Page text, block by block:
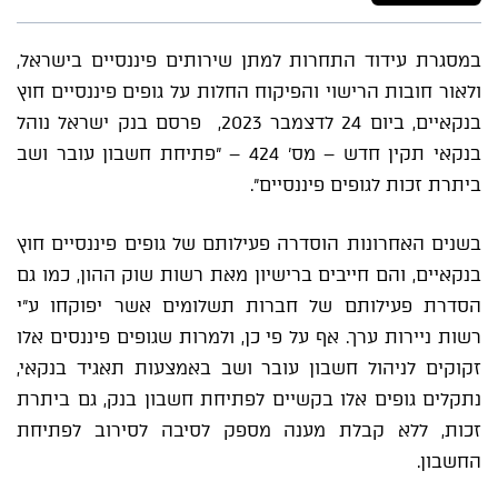
במסגרת עידוד התחרות למתן שירותים פיננסיים בישראל,
ולאור חובות הרישוי והפיקוח החלות על גופים פיננסיים חוץ
בנקאיים, ביום 24 לדצמבר 2023, פרסם בנק ישראל נוהל
בנקאי תקין חדש – מס' 424 – "פתיחת חשבון עובר ושב
ביתרת זכות לגופים פיננסיים".
בשנים האחרונות הוסדרה פעילותם של גופים פיננסיים חוץ
בנקאיים, והם חייבים ברישיון מאת רשות שוק ההון, כמו גם
הסדרת פעילותם של חברות תשלומים אשר יפוקחו ע"י
רשות ניירות ערך. אף על פי כן, ולמרות שגופים פיננסים אלו
זקוקים לניהול חשבון עובר ושב באמצעות תאגיד בנקאי,
נתקלים גופים אלו בקשיים לפתיחת חשבון בנק, גם ביתרת
זכות, ללא קבלת מענה מספק לסיבה לסירוב לפתיחת
החשבון.